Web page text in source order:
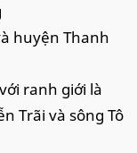
huyện Thanh
ranh giới là
Trãi và sông Tô